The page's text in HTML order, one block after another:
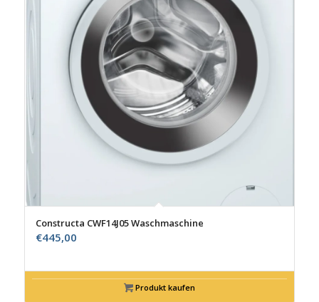
Constructa CWF14J05 Waschmaschine
€445,00
Produkt kaufen